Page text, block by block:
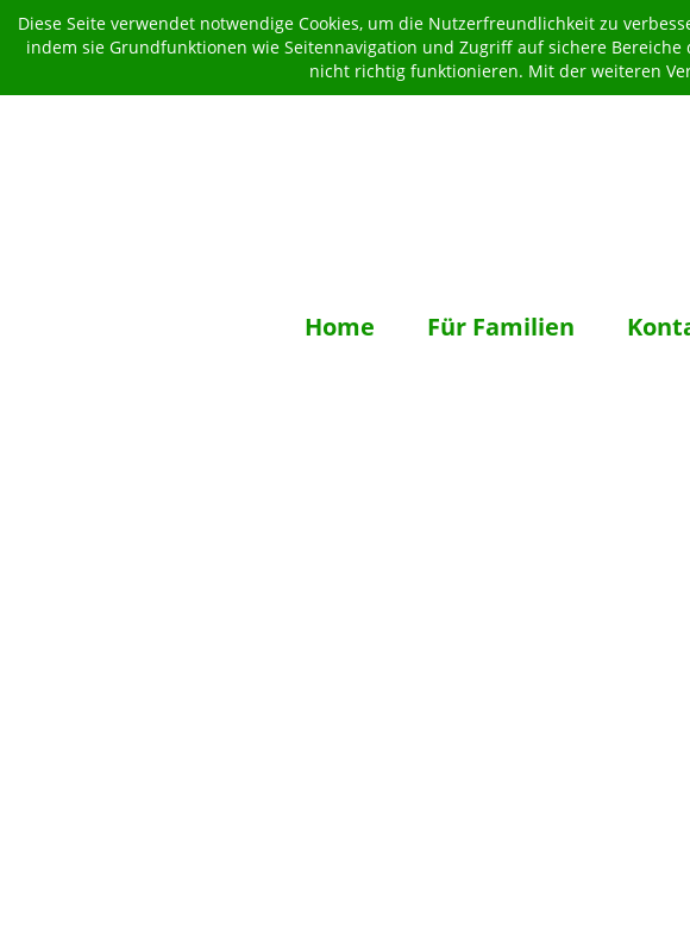
Home Für Familien
Diese Seite verwendet notwendige Cookies, um die Nutzerfreundlichkeit zu
indem sie Grundfunktionen wie Seitennavigation und Zugriff auf sichere
nicht richtig funktionieren. Mit der weiteren